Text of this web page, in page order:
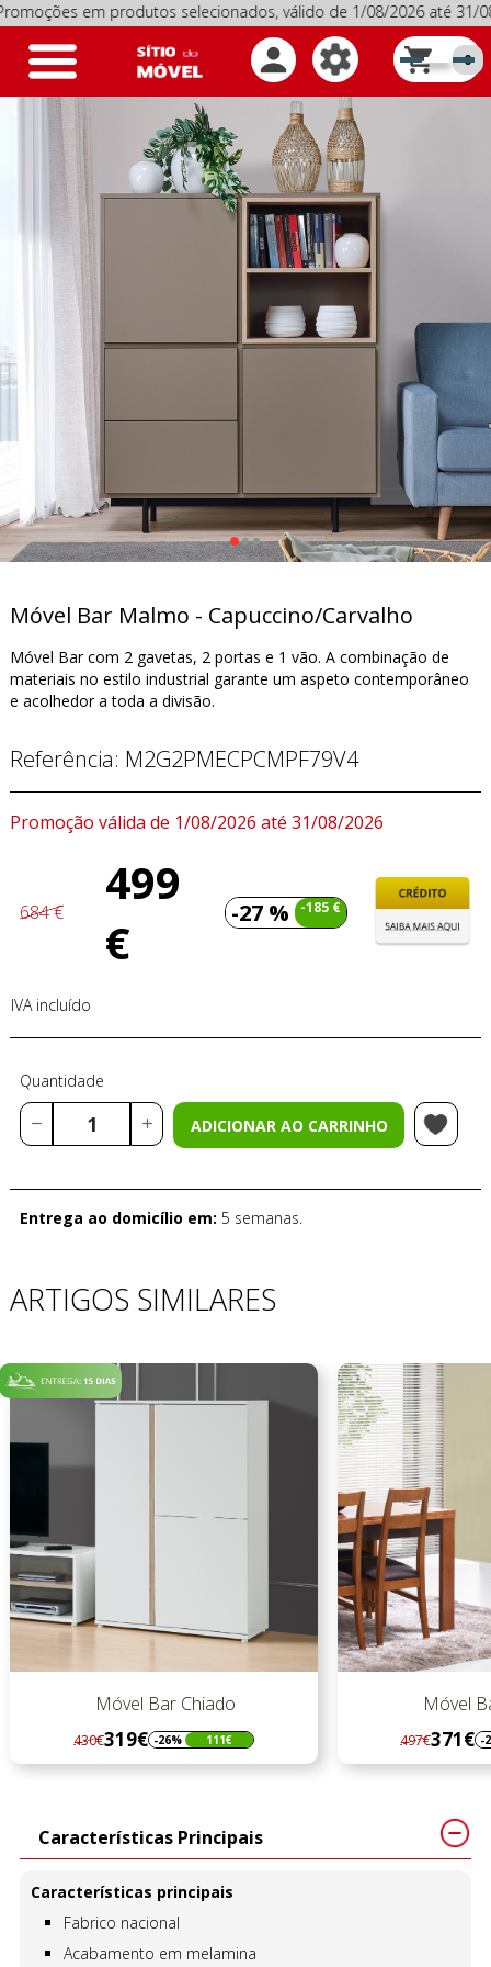
em produtos selecionados, válido de 1/08/2026 até 31/08/
Toggle
navigation 0
Móvel Bar Malmo - Capuccino/Carvalho
Móvel Bar com 2 gavetas, 2 portas e 1 vão. A combinação de
materiais no estilo industrial garante um aspeto contemporâneo
e acolhedor a toda a divisão.
Referência: M2G2PMECPCMPF79V4
Promoção válida de 1/08/2026 até 31/08/2026
684 €
499
€
-27 % -185 €
IVA incluído
Quantidade
ADICIONAR AO CARRINHO
Entrega ao domicílio em: 5 semanas.
ARTIGOS SIMILARES
Móvel Bar Chiado
Regular
preço
430€319€
Preço -26% 111€
Móvel
Regular
preço
497€371€
Preço -
Características Principais
Características principais
Fabrico nacional
Acabamento em melamina